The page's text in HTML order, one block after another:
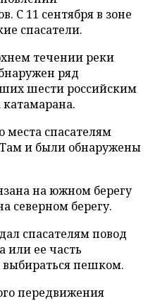
С 11 сентября в зоне
спасатели.
течении реки
ряд
шести российским
катамарана.
места спасателям
Там и были обнаружены
на южном берегу
северном берегу.
спасателям повод
или ее часть
выбираться пешком.
передвижения